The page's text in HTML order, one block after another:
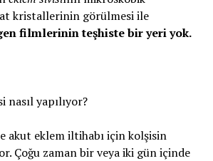
kristallerinin görülmesi ile
filmlerinin teşhiste bir yeri yok.
nasıl yapılıyor?
akut eklem iltihabı için kolşisin
Çoğu zaman bir veya iki gün içinde